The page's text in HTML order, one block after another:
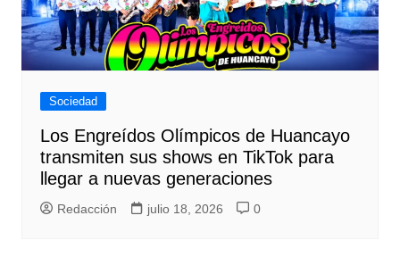
Sociedad
Los Engreídos Olímpicos de Huancayo
transmiten sus shows en TikTok para
llegar a nuevas generaciones
Redacción julio 18, 2026 0